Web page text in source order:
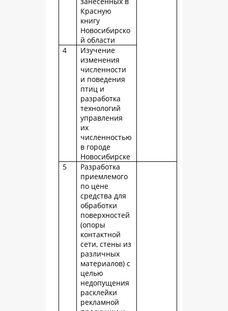
Красную
книгу
Новосибирско
й области
4
Изучение
изменения
численности
и поведения
птиц и
разработка
технологий
управления
их
численностью
в городе
Новосибирске
5
Разработка
приемлемого
по цене
средства для
обработки
поверхностей
(опоры
контактной
сети, стены из
различных
материалов) с
целью
недопущения
расклейки
рекламной